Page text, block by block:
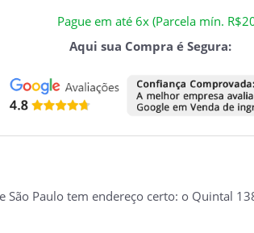
Pague em até 6x (Parcela mín.
Aqui sua Compra é Segura:
São Paulo tem endereço certo: o Quintal